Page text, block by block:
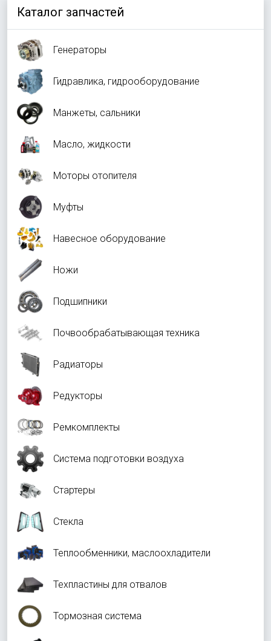
Каталог запчастей
Генераторы
Гидравлика, гидрооборудование
Манжеты, сальники
Масло, жидкости
Моторы отопителя
Муфты
Навесное оборудование
Ножи
Подшипники
Почвообрабатывающая техника
Радиаторы
Редукторы
Ремкомплекты
Система подготовки воздуха
Стартеры
Стекла
Теплообменники, маслоохладители
Техпластины для отвалов
Тормозная система